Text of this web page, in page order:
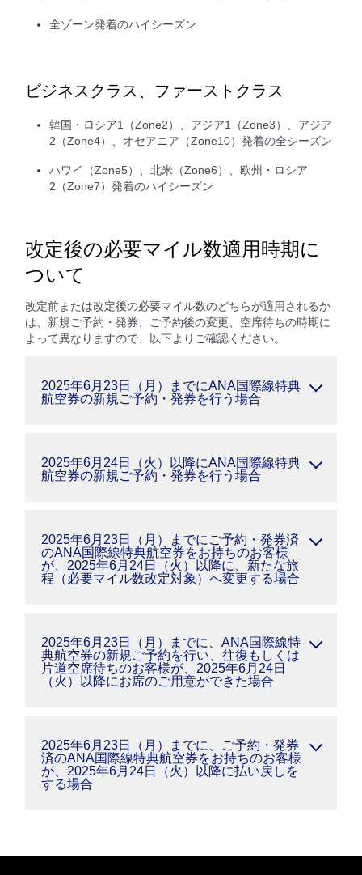
全ゾーン発着のハイシーズン
ビジネスクラス、ファーストクラス
韓国・ロシア1（Zone2）、アジア1（Zone3）、アジア
2（Zone4）、オセアニア（Zone10）発着の全シーズン
ハワイ（Zone5）、北米（Zone6）、欧州・ロシア
2（Zone7）発着のハイシーズン
改定後の必要マイル数適用時期に
ついて
改定前または改定後の必要マイル数のどちらが適用されるか
は、新規ご予約・発券、ご予約後の変更、空席待ちの時期に
よって異なりますので、以下よりご確認ください。
2025年6月23日（月）までにANA国際線特典
航空券の新規ご予約・発券を行う場合
2025年6月24日（火）以降にANA国際線特典
航空券の新規ご予約・発券を行う場合
2025年6月23日（月）までにご予約・発券済
のANA国際線特典航空券をお持ちのお客様
が、2025年6月24日（火）以降に、新たな旅
程（必要マイル数改定対象）へ変更する場合
2025年6月23日（月）までに、ANA国際線特
典航空券の新規ご予約を行い、往復もしくは
片道空席待ちのお客様が、2025年6月24日
（火）以降にお席のご用意ができた場合
2025年6月23日（月）までに、ご予約・発券
済のANA国際線特典航空券をお持ちのお客様
が、2025年6月24日（火）以降に払い戻しを
する場合